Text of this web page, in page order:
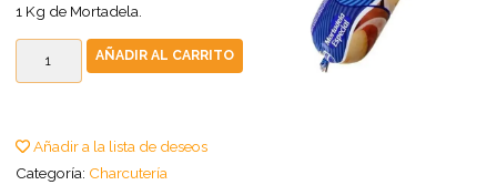
1 Kg de Mortadela.
AÑADIR AL CARRITO
Añadir a la lista de deseos
Categoría: Charcutería